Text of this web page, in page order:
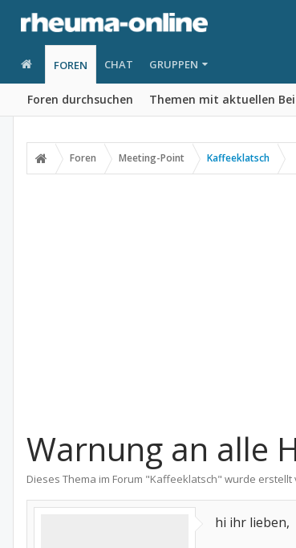
FOREN
Foren durchsuchen Themen mit aktuellen
CHAT GRUPPEN
Foren Meeting-Point Kaffeeklatsch
Warnung an alle
Dieses Thema im Forum "Kaffeeklatsch" wurde erstellt
hi ihr lieben,